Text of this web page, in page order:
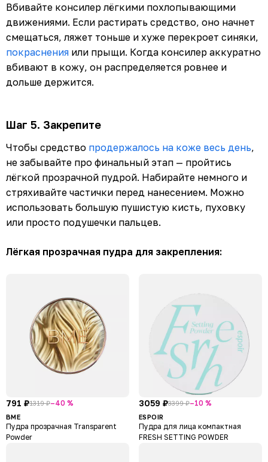
Вбивайте консилер лёгкими похлопывающими
движениями. Если растирать средство, оно начнет
смещаться, ляжет тоньше и хуже перекроет синяки,
покраснения или прыщи. Когда консилер аккуратно
вбивают в кожу, он распределяется ровнее и
дольше держится.
Шаг 5. Закрепите
Чтобы средство продержалось на коже весь день,
не забывайте про финальный этап — пройтись
лёгкой прозрачной пудрой. Набирайте немного и
стряхивайте частички перед нанесением. Можно
использовать большую пушистую кисть, пуховку
или просто подушечки пальцев.
Лёгкая прозрачная пудра для закрепления:
791 ₽1319 ₽–40 %
BME
Пудра прозрачная Transparent
Powder
3059 ₽3399 ₽–10 %
ESPOIR
Пудра для лица компактная
FRESH SETTING POWDER